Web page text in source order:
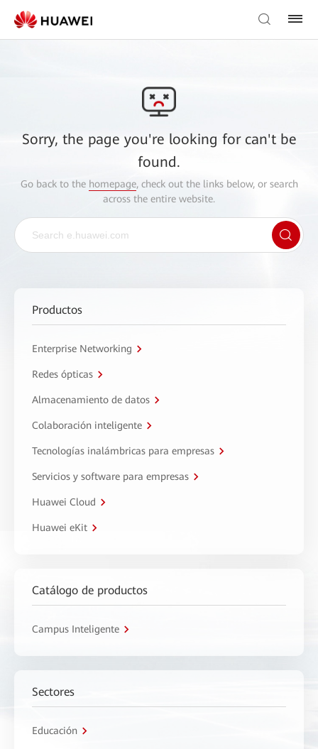
Sorry, the page you're looking for can't be
found.
Go back to the homepage, check out the links below, or search
across the entire website.
Productos
Enterprise Networking
Redes ópticas
Almacenamiento de datos
Colaboración inteligente
Tecnologías inalámbricas para empresas
Servicios y software para empresas
Huawei Cloud
Huawei eKit
Catálogo de productos
Campus Inteligente
Sectores
Educación